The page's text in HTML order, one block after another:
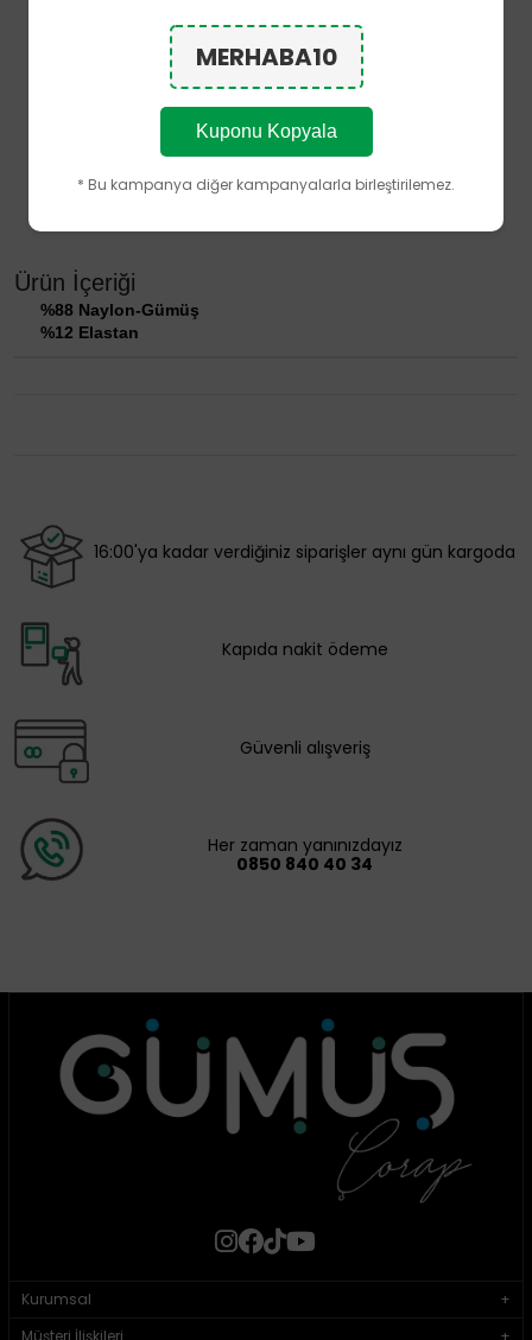
Gümüş Mikrokapsül Teknolojisi
İnce ve zarif soket tasarım
Dayanıklı burun tasarımı
Esnek ve ayağı nazikçe saran yapı
Gün boyu konforlu kullanım
Hafif ve yumuşak doku
koşullarında kullanım ömrü boyunca korunacak şekilde
Ürün İçeriği
%88 Naylon-Gümüş
%12 Elastan
16:00'ya kadar verdiğiniz siparişler aynı gün kargoda
Kapıda nakit ödeme
Güvenli alışveriş
Her zaman yanınızdayız
0850 840 40 34
Kurumsal
Müşteri İlişkileri
MERHABA10
Kuponu Kopyala
* Bu kampanya diğer kampanyalarla birleştirilemez.